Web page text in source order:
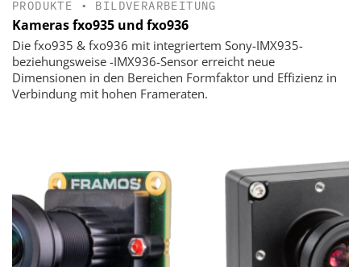
PRODUKTE • BILDVERARBEITUNG
Kameras fxo935 und fxo936
Die fxo935 & fxo936 mit integriertem Sony-IMX935-
beziehungsweise -IMX936-Sensor erreicht neue
Dimensionen in den Bereichen Formfaktor und Effizienz in
Verbindung mit hohen Frameraten.